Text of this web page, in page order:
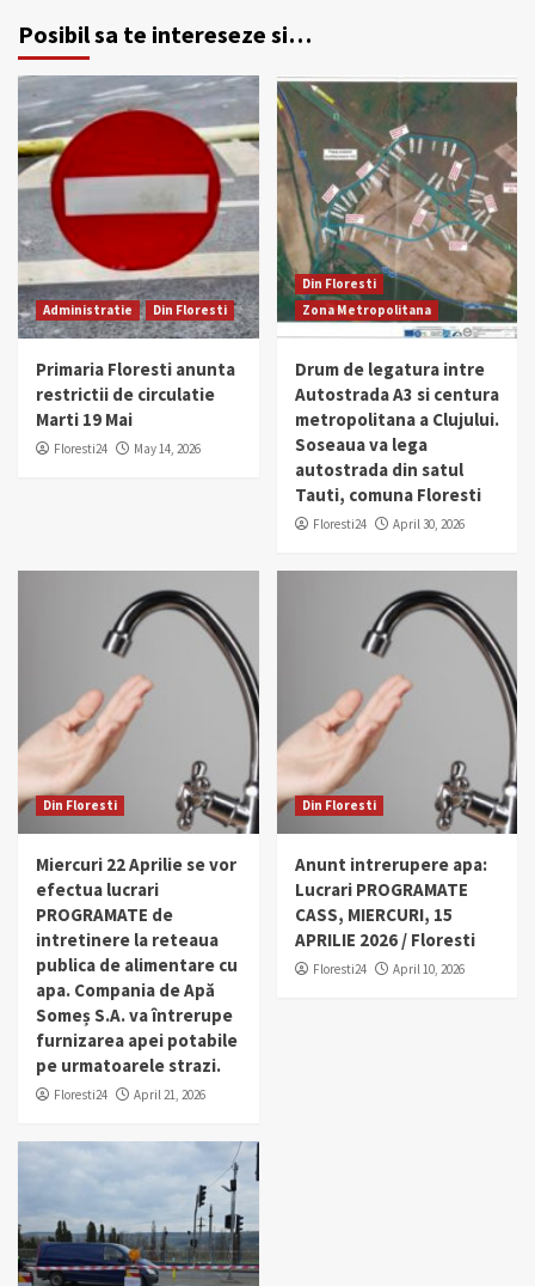
Posibil sa te intereseze si…
Administratie Din Floresti
Primaria Floresti anunta
restrictii de circulatie
Marti 19 Mai
Floresti24 May 14, 2026
Din Floresti
Zona Metropolitana
Drum de legatura intre
Autostrada A3 si centura
metropolitana a Clujului.
Soseaua va lega
autostrada din satul
Tauti, comuna Floresti
Floresti24 April 30, 2026
Din Floresti
Miercuri 22 Aprilie se vor
efectua lucrari
PROGRAMATE de
intretinere la reteaua
publica de alimentare cu
apa. Compania de Apă
Someș S.A. va întrerupe
furnizarea apei potabile
pe urmatoarele strazi.
Floresti24 April 21, 2026
Din Floresti
Anunt intrerupere apa:
Lucrari PROGRAMATE
CASS, MIERCURI, 15
APRILIE 2026 / Floresti
Floresti24 April 10, 2026